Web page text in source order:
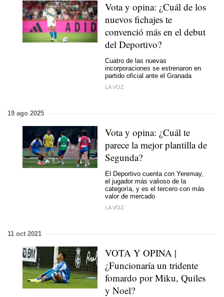
Vota y opina: ¿Cuál de los
nuevos fichajes te
convenció más en el debut
del Deportivo?
Cuatro de las nuevas
incorporaciones se estrenaron en
partido oficial ante el Granada
LA VOZ
19 ago 2025
Vota y opina: ¿Cuál te
parece la mejor plantilla de
Segunda?
El Deportivo cuenta con Yeremay,
el jugador más valioso de la
categoría, y es el tercero con más
valor de mercado
LA VOZ
11 oct 2021
VOTA Y OPINA |
¿Funcionaría un tridente
fomardo por Miku, Quiles
y Noel?